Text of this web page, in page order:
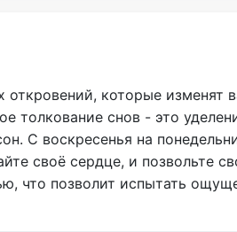
откровений, которые изменят
толкование снов - это
С воскресенья на
своё сердце, и позвольте
что позволит испытать